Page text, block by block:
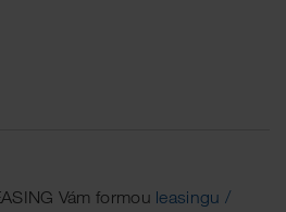
Vám formou leasingu /